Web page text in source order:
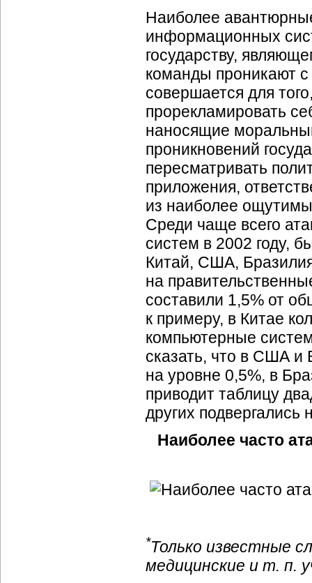
Наиболее
информационных
государству,
команды проникают с
совершается для
прорекламировать
наносящие
проникновений
пересматривать
приложения,
из наиболее
Среди чаще всего
систем в 2002 году,
Китай, США,
на
составили 1,5% от
к примеру, в Китае
компьютерные
сказать, что в США и
на уровне 0,5%, в
приводит таблицу
других подвергались
Наиболее часто
*Только известные
медицинские и т. п.